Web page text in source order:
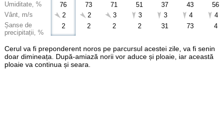
Umiditate, %
Vânt, m/s
Șanse de
precipitații, %
76
2
2
73
2
2
71
3
2
51
3
2
37
3
31
43
4
73
56
4
4
Cerul va fi preponderent noros pe parcursul acestei zile, va fi senin
doar dimineața. După-amiază norii vor aduce și ploaie, iar această
ploaie va continua și seara.